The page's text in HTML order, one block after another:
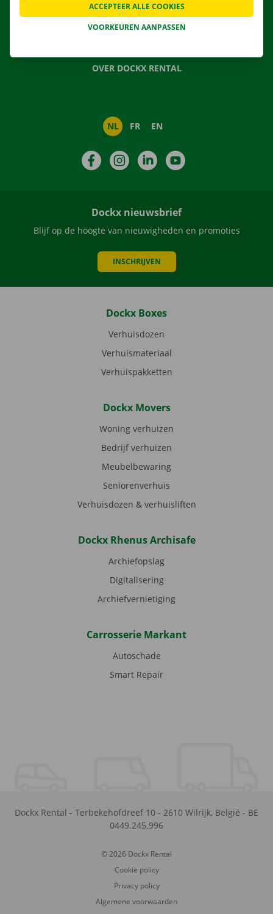
NIEUWS
CADEAUBON
OVER DOCKX RENTAL
NL FR EN
FacebookInstagramLinkedIn
Dockx nieuwsbrief
Blijf op de hoogte van nieuwigheden en promoties
INSCHRIJVEN
Dockx Boxes
Verhuisdozen
Verhuismateriaal
Verhuispakketten
Dockx Movers
Woning verhuizen
Bedrijf verhuizen
Meubelbewaring
Seniorenverhuis
Verhuisdozen & verhuisliften
Dockx Rhenus Archisafe
Archiefopslag
Digitalisering
Archiefvernietiging
Carrosserie Markant
Autoschade
Smart Repair
Dockx Rental - Terbekehofdreef 10 - 2610 Wilrijk, België - BE
0449.245.996
© 2026 Dockx Rental
Cookie policy
Privacy policy
Algemene voorwaarden
VOORKEUREN AANPASSEN
ACCEPTEER ALLE COOKIES